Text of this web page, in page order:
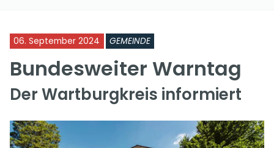
06. September 2024 GEMEINDE
Bundesweiter Warntag
Der Wartburgkreis informiert